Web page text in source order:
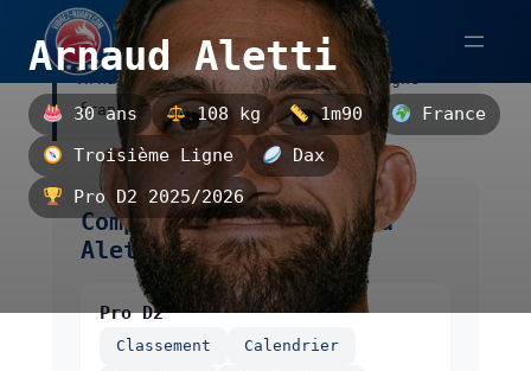
Aller
contenu
Arnaud Aletti
30 ans 108 kg 1m90
France
Troisième Ligne
Dax
Pro D2 2025/2026
Arnaud Aletti est un troisième ligne
français, évoluant à Dax.
Compétitions de Arnaud
Aletti
Pro D2
Classement Calendrier